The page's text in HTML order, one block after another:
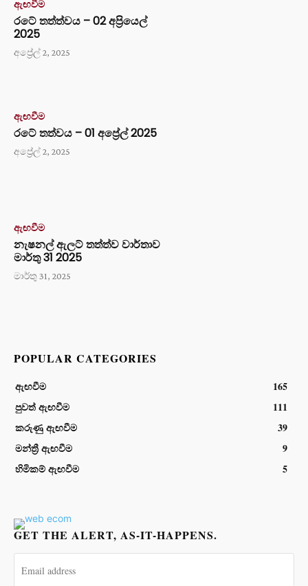
ඇඟවීම
රටේ තත්ත්වය – 02 අප්‍රියෙල්
2025
අප්‍රේල් 2, 2025
ඇඟවීම
රටේ තත්වය – 01 අප්‍රේල් 2025
අප්‍රේල් 2, 2025
ඇඟවීම
නැෂනල් ඇලට් තත්ත්ව වාර්තාව
මාර්තු 31 2025
මාර්තු 31, 2025
POPULAR CATEGORIES
ඇඟවීම
165
පුවත් ඇඟවීම
111
කරුණු ඇඟවීම
39
මන්ත්‍රී ඇඟවීම
9
හිමිකම් ඇඟවීම
5
GET THE ALERT, AS-IT-HAPPENS.